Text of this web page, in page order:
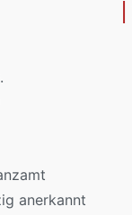
anerkannt